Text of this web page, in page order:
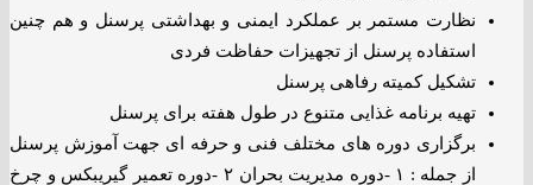
نظارت مستمر بر عملکرد ایمنی و بهداشتی پرسنل و هم چنین
استفاده پرسنل از تجهیزات حفاظت فردی
تشکیل کمیته رفاهی پرسنل
تهیه برنامه غذایی متنوع در طول هفته برای پرسنل
برگزاری دوره های مختلف فنی و حرفه ای جهت آموزش پرسنل
از جمله : ۱ -دوره مدیریت بحران ۲ -دوره تعمیر گیریبکس و چرخ